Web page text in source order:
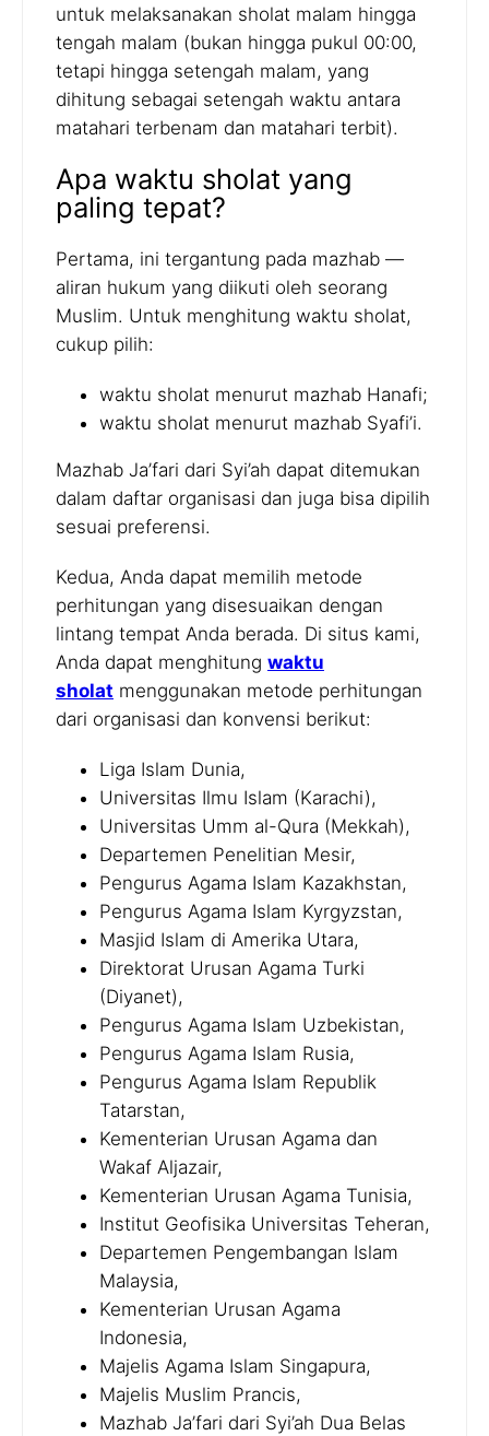
untuk melaksanakan sholat malam hingga
tengah malam (bukan hingga pukul 00:00,
tetapi hingga setengah malam, yang
dihitung sebagai setengah waktu antara
matahari terbenam dan matahari terbit).
Apa waktu sholat yang
paling tepat?
Pertama, ini tergantung pada mazhab —
aliran hukum yang diikuti oleh seorang
Muslim. Untuk menghitung waktu sholat,
cukup pilih:
waktu sholat menurut mazhab Hanafi;
waktu sholat menurut mazhab Syafi’i.
Mazhab Ja’fari dari Syi’ah dapat ditemukan
dalam daftar organisasi dan juga bisa dipilih
sesuai preferensi.
Kedua, Anda dapat memilih metode
perhitungan yang disesuaikan dengan
lintang tempat Anda berada. Di situs kami,
Anda dapat menghitung waktu
sholat menggunakan metode perhitungan
dari organisasi dan konvensi berikut:
Liga Islam Dunia,
Universitas Ilmu Islam (Karachi),
Universitas Umm al-Qura (Mekkah),
Departemen Penelitian Mesir,
Pengurus Agama Islam Kazakhstan,
Pengurus Agama Islam Kyrgyzstan,
Masjid Islam di Amerika Utara,
Direktorat Urusan Agama Turki
(Diyanet),
Pengurus Agama Islam Uzbekistan,
Pengurus Agama Islam Rusia,
Pengurus Agama Islam Republik
Tatarstan,
Kementerian Urusan Agama dan
Wakaf Aljazair,
Kementerian Urusan Agama Tunisia,
Institut Geofisika Universitas Teheran,
Departemen Pengembangan Islam
Malaysia,
Kementerian Urusan Agama
Indonesia,
Majelis Agama Islam Singapura,
Majelis Muslim Prancis,
Mazhab Ja’fari dari Syi’ah Dua Belas